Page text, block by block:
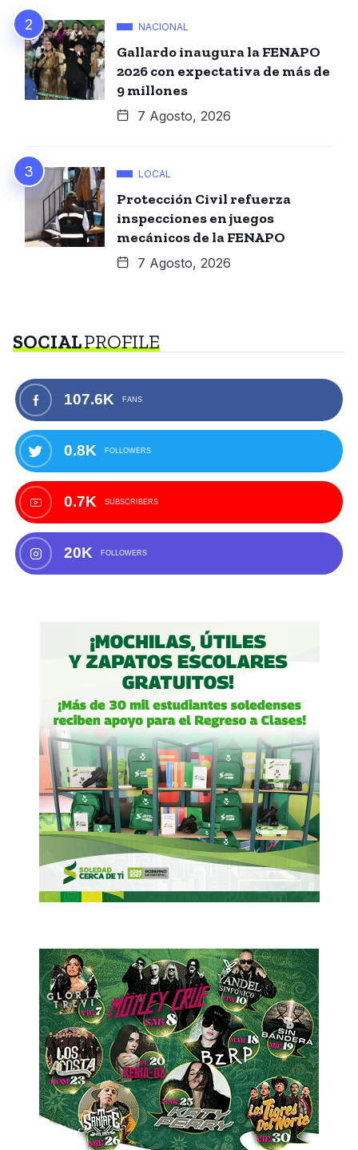
NACIONAL
Gallardo inaugura la FENAPO
2026 con expectativa de más de
9 millones
7 Agosto, 2026
LOCAL
Protección Civil refuerza
inspecciones en juegos
mecánicos de la FENAPO
7 Agosto, 2026
SOCIALPROFILE
107.6K FANS
0.8K FOLLOWERS
0.7K SUBSCRIBERS
20K FOLLOWERS